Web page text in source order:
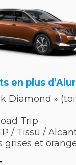
en plus
Diamond »
Trip
/ Tissu /
grises et